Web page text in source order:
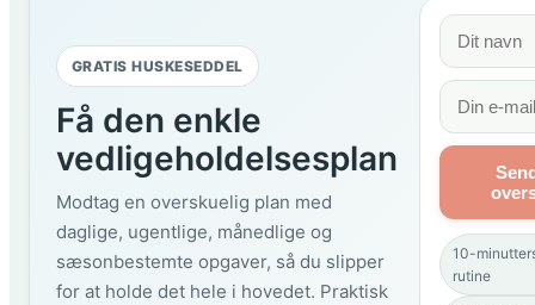
GRATIS HUSKESEDDEL
Få den enkle
vedligeholdelsesplan
Modtag en overskuelig plan med
daglige, ugentlige, månedlige og
sæsonbestemte opgaver, så du slipper
for at holde det hele i hovedet. Praktisk
10-
rutine